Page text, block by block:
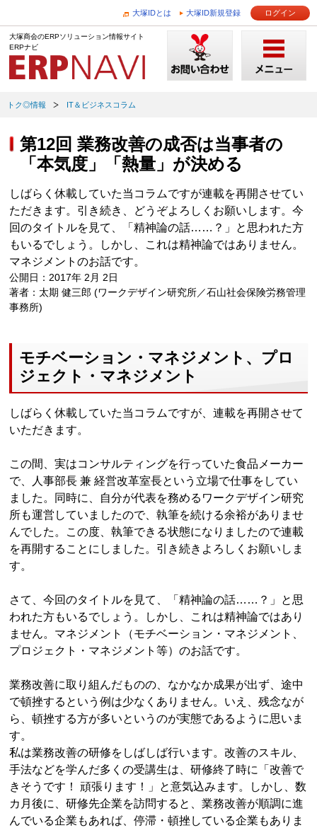
大塚IDとは 大塚ID新規登録 ログイン
大塚商会のERPソリューション情報サイト
ERPナビ
トク◎情報 IT＆ビジネスコラム
第12回 業務改善の成否は当事者の
「本気度」「熱量」が決める
しばらく休載していた当コラムですが連載を再開させてい
ただきます。引き続き、どうぞよろしくお願いします。今
回のタイトルを見て、「精神論の話……？」と思われた方
もいるでしょう。しかし、これは精神論ではありません。
マネジメントのお話です。
公開日：2017年 2月 2日
著者：太期 健三郎 (ワークデザイン研究所／石山社会保険労務管理
事務所)
モチベーション・マネジメント、プロ
ジェクト・マネジメント
しばらく休載していた当コラムですが、連載を再開させて
いただきます。
この間、実はコンサルティングを行っていた食品メーカー
で、人事部長 兼 経営改革室長という立場で仕事をしてい
ました。同時に、自分が代表を務めるワークデザイン研究
所も運営していましたので、執筆を続ける余裕がありませ
んでした。この度、執筆できる状態になりましたので連載
を再開することにしました。引き続きよろしくお願いしま
す。
さて、今回のタイトルを見て、「精神論の話……？」と思
われた方もいるでしょう。しかし、これは精神論ではあり
ません。マネジメント（モチベーション・マネジメント、
プロジェクト・マネジメント等）のお話です。
業務改善に取り組んだものの、なかなか成果が出ず、途中
で頓挫するという例は少なくありません。いえ、残念なが
ら、頓挫する方が多いというのが実態であるように思いま
す。
私は業務改善の研修をしばしば行います。改善のスキル、
手法などを学んだ多くの受講生は、研修終了時に「改善で
きそうです！ 頑張ります！」と意気込みます。しかし、数
カ月後に、研修先企業を訪問すると、業務改善が順調に進
んでいる企業もあれば、停滞・頓挫している企業もありま